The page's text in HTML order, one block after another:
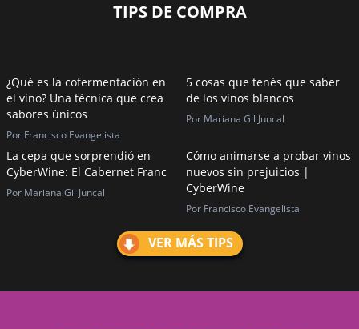
TIPS DE COMPRA
¿Qué es la cofermentación en
el vino? Una técnica que crea
sabores únicos
Por Francisco Evangelista
5 cosas que tenés que saber
de los vinos blancos
Por Mariana Gil Juncal
La cepa que sorprendió en
CyberWine: El Cabernet Franc
Por Mariana Gil Juncal
Cómo animarse a probar vinos
nuevos sin prejuicios |
CyberWine
Por Francisco Evangelista
VER MÁS TIPS